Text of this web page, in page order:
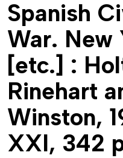
Spanish
War. New
[etc.] :
Rinehart
Winston,
XXI, 342